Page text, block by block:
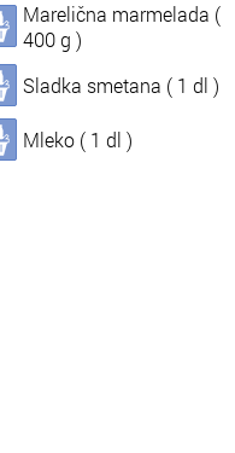
Marelična marmelada (
400 g )
Sladka smetana ( 1 dl )
Mleko ( 1 dl )